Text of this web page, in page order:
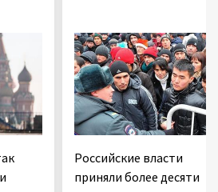
Российские власти
приняли более десяти